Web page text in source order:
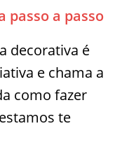
a passo
decorativa é
e chama a
como fazer
te